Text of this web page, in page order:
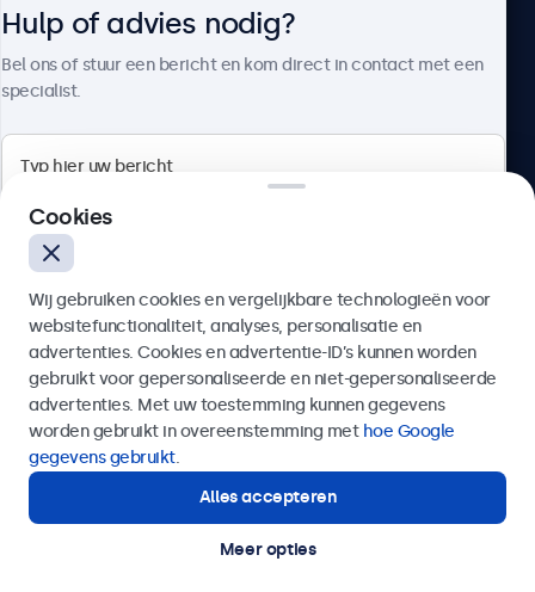
4.8/5 door 5000+ bedrijven
Nederlands
© 2026 Beetronics
Hulp of advies nodig?
Bel ons of stuur een bericht en kom direct in contact met een
specialist.
Verzenden
Of bel ons op
Hulp of advies nodig?
Direct contact met een specialist.
Cookies
Wij gebruiken cookies en vergelijkbare technologieën voor
websitefunctionaliteit, analyses, personalisatie en
advertenties. Cookies en advertentie-ID’s kunnen worden
gebruikt voor gepersonaliseerde en niet-gepersonaliseerde
advertenties. Met uw toestemming kunnen gegevens
worden gebruikt in overeenstemming met hoe Google
gegevens gebruikt.
Alles accepteren
Meer opties